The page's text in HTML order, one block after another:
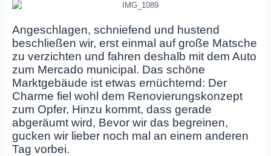
Angeschlagen, schniefend und hustend
beschließen wir, erst einmal auf große Matsche
zu verzichten und fahren deshalb mit dem Auto
zum Mercado municipal. Das schöne
Marktgebäude ist etwas ernüchternd: Der
Charme fiel wohl dem Renovierungskonzept
zum Opfer, Hinzu kommt, dass gerade
abgeräumt wird, Bevor wir das begreinen,
gucken wir lieber noch mal an einem anderen
Tag vorbei.